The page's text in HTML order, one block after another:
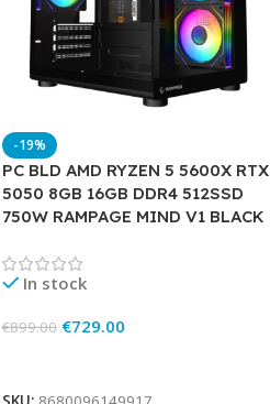
-19%
PC BLD AMD RYZEN 5 5600X RTX
5050 8GB 16GB DDR4 512SSD
750W RAMPAGE MIND V1 BLACK
In stock
€899.00 €729.00